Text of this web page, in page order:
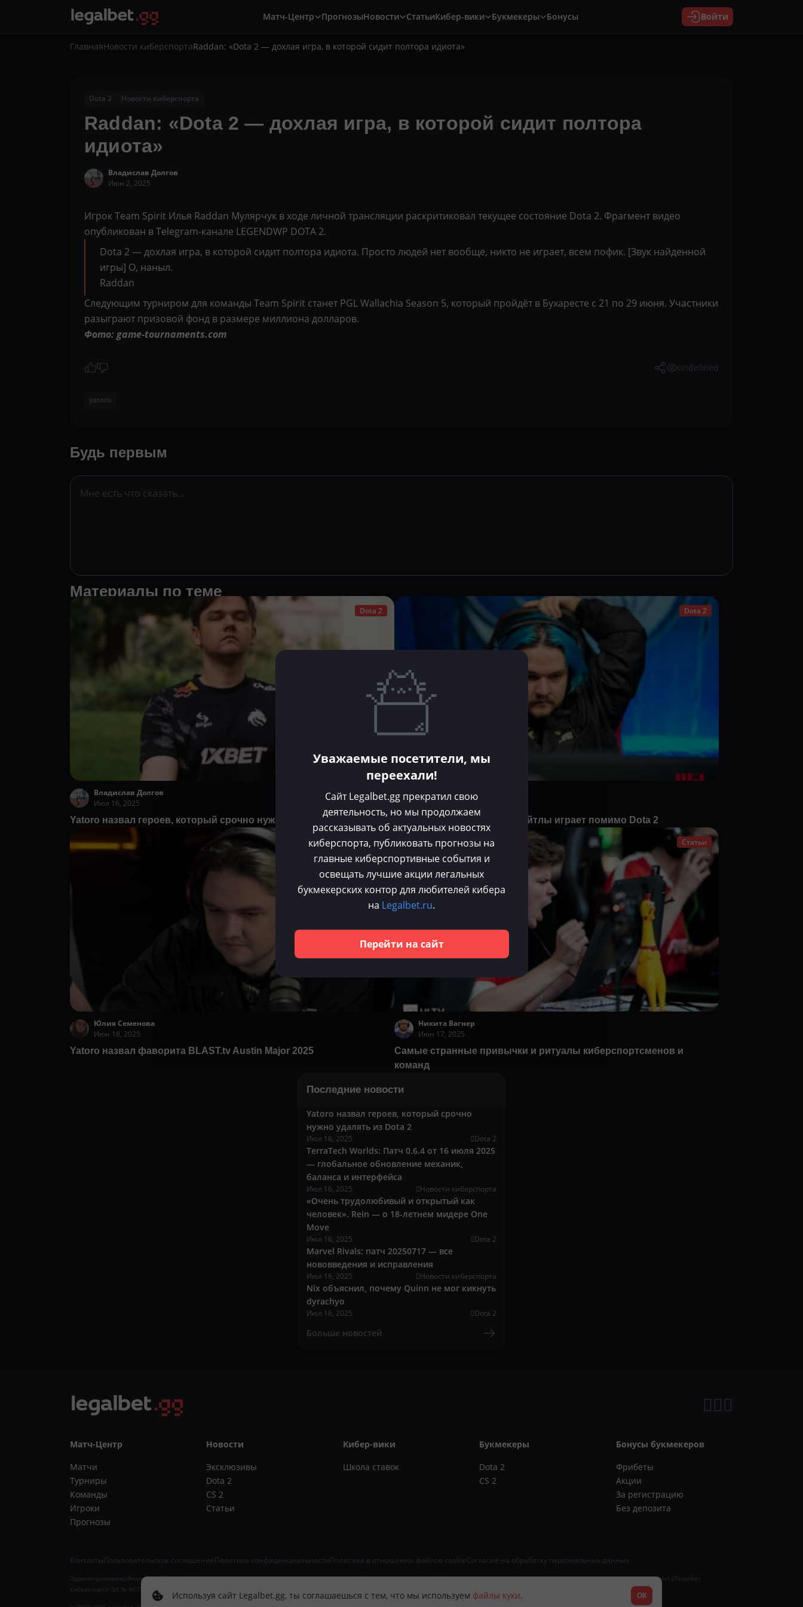
Матч-Центр ПрогнозыНовости СтатьиКибер-вики Букмекеры Бонусы Войти
ГлавнаяНовости киберспортаRaddan: «Dota 2 — дохлая игра, в которой сидит полтора идиота»
Dota 2 Новости киберспорта
Raddan: «Dota 2 — дохлая игра, в которой сидит полтора
идиота»
Владислав Долгов
Июн 2, 2025
Игрок Team Spirit Илья Raddan Мулярчук в ходе личной трансляции раскритиковал текущее состояние Dota 2. Фрагмент видео
опубликован в Telegram-канале LEGENDWP DOTA 2.
Dota 2 — дохлая игра, в которой сидит полтора идиота. Просто людей нет вообще, никто не играет, всем пофик. [Звук найденной
игры] О, наныл.
Raddan
Следующим турниром для команды Team Spirit станет PGL Wallachia Season 5, который пройдёт в Бухаресте с 21 по 29 июня. Участники
разыграют призовой фонд в размере миллиона долларов.
Фото: game-tournaments.com
undefined
yatoro
Будь первым
Материалы по теме
Dota 2
Владислав Долгов
Июл 16, 2025
Yatoro назвал героев, который срочно нужно удалять из Dota 2
Dota 2
Хорен Агаджанян
Июл 2, 2025
Yatoro рассказал, в какие тайтлы играет помимо Dota 2
CS 2
Юлия Семенова
Июн 18, 2025
Yatoro назвал фаворита BLAST.tv Austin Major 2025
Статьи
Никита Вагнер
Июн 17, 2025
Самые странные привычки и ритуалы киберспортсменов и
команд
Последние новости
Yatoro назвал героев, который срочно
нужно удалять из Dota 2
Июл 16, 2025 Dota 2
TerraTech Worlds: Патч 0.6.4 от 16 июля 2025
— глобальное обновление механик,
баланса и интерфейса
Июл 16, 2025 Новости киберспорта
«Очень трудолюбивый и открытый как
человек». Rein — о 18-летнем мидере One
Move
Июл 16, 2025 Dota 2
Marvel Rivals: патч 20250717 — все
нововведения и исправления
Июл 16, 2025 Новости киберспорта
Nix объяснил, почему Quinn не мог кикнуть
dyrachyo
Июл 16, 2025 Dota 2
Больше новостей
Матч-Центр
Матчи
Турниры
Команды
Игроки
Прогнозы
Новости
Эксклюзивы
Dota 2
CS 2
Статьи
Кибер-вики
Школа ставок
Букмекеры
Dota 2
CS 2
Бонусы букмекеров
Фрибеты
Акции
За регистрацию
Без депозита
Контакты Пользовательское соглашениеПолитика конфиденциальностиПолитика в отношении файлов cookieСогласие на обработку персональных данных
Зарегистрировано Федеральной службой по надзору в сфере связи, информационных технологий и массовых коммуникаций (Роскомнадзор) 16.08.2024. Запись о регистрации СМИ «Legalbet Cybersport (Легалбет
Киберспорт)» ЭЛ № ФС77-88012. 18+. Учредитель ИП Арзямов Д.А. ОГРН 324645700071843, 410005, г. Саратов, ул. Железнодорожная, 43/55
Используя сайт Legalbet.gg, ты соглашаешься с тем, что мы используем файлы куки. ОК
Уважаемые посетители, мы
переехали!
Сайт Legalbet.gg прекратил свою
деятельность, но мы продолжаем
рассказывать об актуальных новостях
киберспорта, публиковать прогнозы на
главные киберспортивные события и
освещать лучшие акции легальных
букмекерских контор для любителей кибера
на Legalbet.ru.
Перейти на сайт